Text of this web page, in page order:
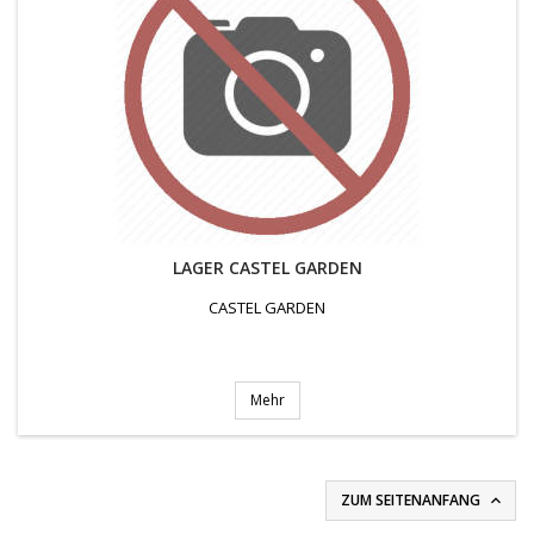
LAGER CASTEL GARDEN
CASTEL GARDEN
Mehr
ZUM SEITENANFANG 